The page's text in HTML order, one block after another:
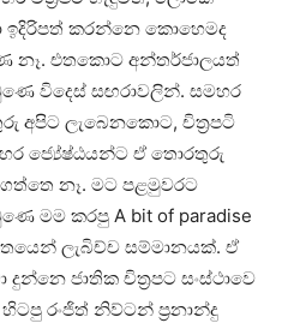
ඉදිරිපත් කරන්නෙ කොහෙමද
නෑ. එතකොට අන්තර්ජාලයත්
විදෙස් සඟරාවලින්. සමහර
අපිට ලැබෙනකොට, චිත්‍රපටි
ජ්‍යේෂ්ඨයන්ට ඒ තොරතුරු
නෑ. මට පළමුවරට
මම කරපු A bit of paradise
ලැබිච්ච සම්මානයක්. ඒ
ජාතික චිත්‍රපට සංස්ථාවෙ
රංජිත් නිව්ටන් ප්‍රනාන්දු